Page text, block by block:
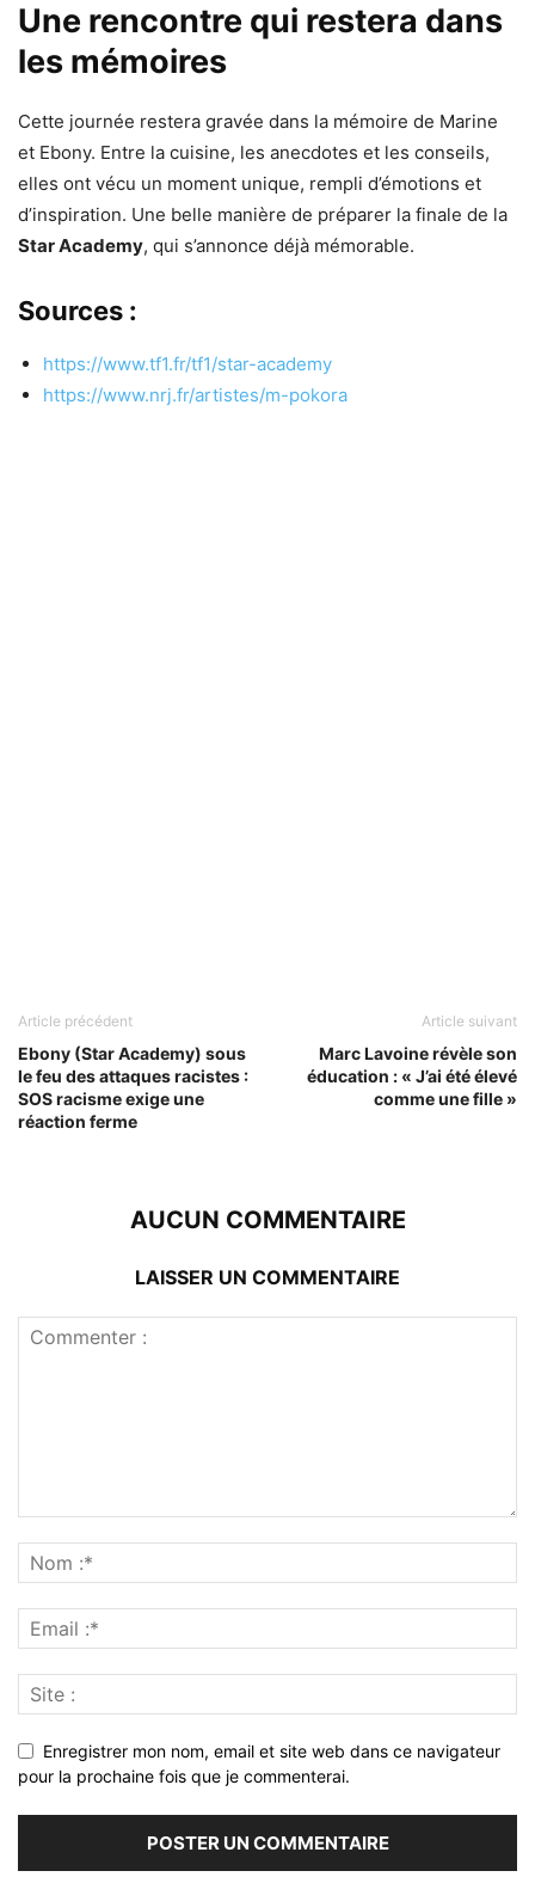
Une rencontre qui restera dans
les mémoires
Cette journée restera gravée dans la mémoire de Marine
et Ebony. Entre la cuisine, les anecdotes et les conseils,
elles ont vécu un moment unique, rempli d’émotions et
d’inspiration. Une belle manière de préparer la finale de la
Star Academy, qui s’annonce déjà mémorable.
Sources :
https://www.tf1.fr/tf1/star-academy
https://www.nrj.fr/artistes/m-pokora
Article précédent
Ebony (Star Academy) sous
le feu des attaques racistes :
SOS racisme exige une
réaction ferme
Article suivant
Marc Lavoine révèle son
éducation : « J’ai été élevé
comme une fille »
AUCUN COMMENTAIRE
LAISSER UN COMMENTAIRE
Enregistrer mon nom, email et site web dans ce navigateur
pour la prochaine fois que je commenterai.